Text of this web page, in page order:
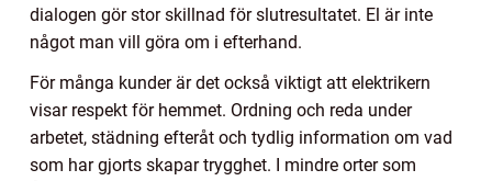
dialogen gör stor skillnad för slutresultatet. El är inte
något man vill göra om i efterhand.
För många kunder är det också viktigt att elektrikern
visar respekt för hemmet. Ordning och reda under
arbetet, städning efteråt och tydlig information om vad
som har gjorts skapar trygghet. I mindre orter som